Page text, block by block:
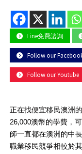
Line免費諮詢
Follow our
Follow our Youtube
正在找便宜移民澳洲
26,000澳幣的學費，
師一直都在澳洲的中
職業移民競爭相較於其